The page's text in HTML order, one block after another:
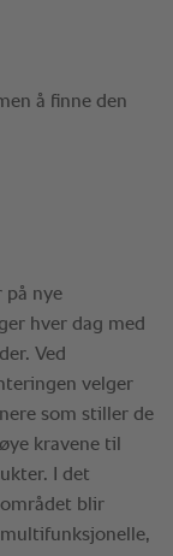
å finne den